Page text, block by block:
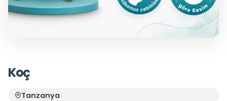
Koç
Tanzanya